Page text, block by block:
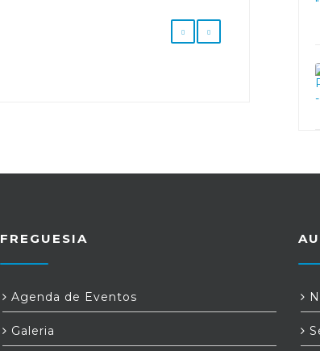
FREGUESIA
Agenda de Eventos
Galeria